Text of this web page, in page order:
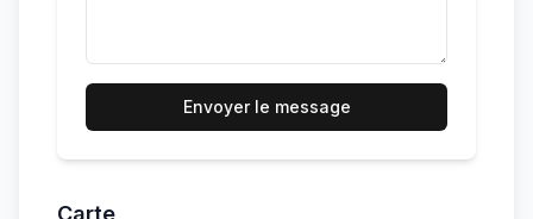
Envoyer le message
Carte